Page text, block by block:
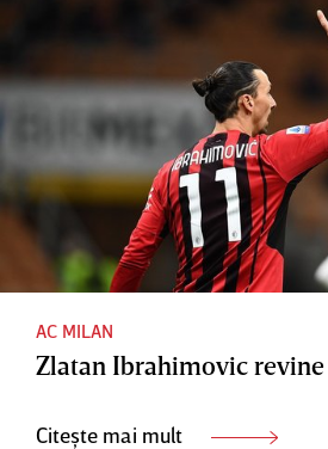
AC MILAN
Zlatan Ibrahimovic
Citește mai mult